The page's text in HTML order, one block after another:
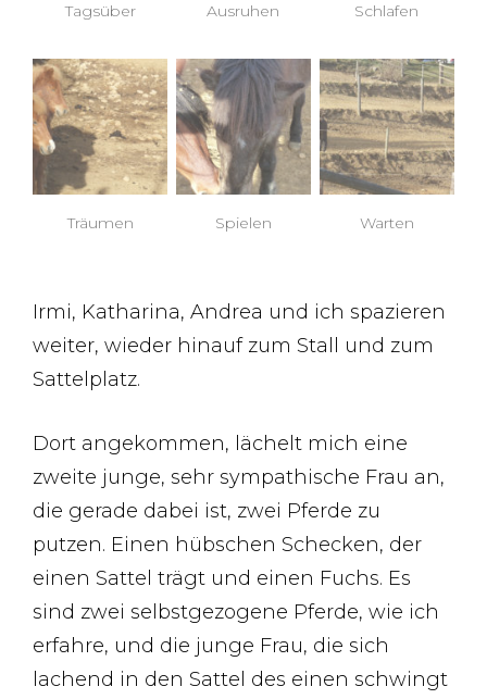
Tagsüber Ausruhen Schlafen
Träumen Spielen Warten
Irmi, Katharina, Andrea und ich spazieren
weiter, wieder hinauf zum Stall und zum
Sattelplatz.
Dort angekommen, lächelt mich eine
zweite junge, sehr sympathische Frau an,
die gerade dabei ist, zwei Pferde zu
putzen. Einen hübschen Schecken, der
einen Sattel trägt und einen Fuchs. Es
sind zwei selbstgezogene Pferde, wie ich
erfahre, und die junge Frau, die sich
lachend in den Sattel des einen schwingt